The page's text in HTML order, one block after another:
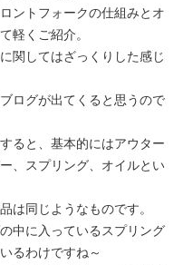
ントフォークの仕組みとオ
軽くご紹介。
関してはざっくりした感じ
ログが出てくると思うので
ると、基本的にはアウター
、スプリング、オイルとい
は同じようなものです。
中に入っているスプリング
るわけですね～